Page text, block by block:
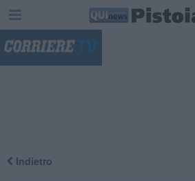
Indietro